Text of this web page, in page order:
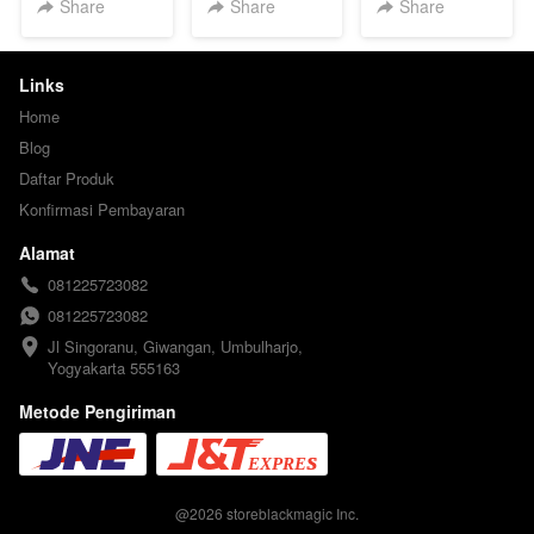
Share
Share
Share
Links
Home
Blog
Daftar Produk
Konfirmasi Pembayaran
Alamat
081225723082
081225723082
Jl Singoranu, Giwangan, Umbulharjo,
Yogyakarta 555163
Metode Pengiriman
@2026 storeblackmagic Inc.